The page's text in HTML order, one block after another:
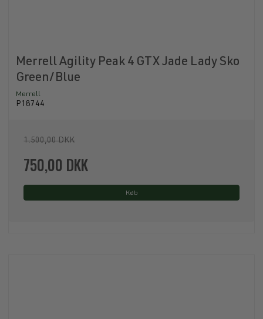
Merrell Agility Peak 4 GTX Jade Lady Sko
Green/Blue
Merrell
P18744
1.500,00 DKK
750,00 DKK
Køb